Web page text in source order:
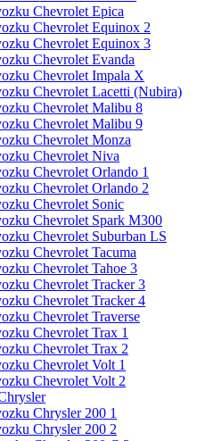
Chevrolet Epica
Chevrolet Equinox 2
Chevrolet Equinox 3
Chevrolet Evanda
Chevrolet Impala X
Chevrolet Lacetti (Nubira)
Chevrolet Malibu 8
Chevrolet Malibu 9
Chevrolet Monza
Chevrolet Niva
Chevrolet Orlando 1
Chevrolet Orlando 2
Chevrolet Sonic
Chevrolet Spark M300
Chevrolet Suburban LS
Chevrolet Tacuma
Chevrolet Tahoe 3
Chevrolet Tracker 3
Chevrolet Tracker 4
Chevrolet Traverse
Chevrolet Trax 1
Chevrolet Trax 2
Chevrolet Volt 1
Chevrolet Volt 2
Chrysler 200 1
Chrysler 200 2